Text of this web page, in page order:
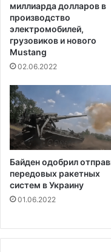
т
е
л
я
а
д
Д
е
н
е
р
м
р
о
в
е
р
к
с
о
с
т
р
а
миллиарда долларов в
производство
электромобилей,
грузовиков и нового
Mustang
02.06.2022
Байден одобрил
передовых ракетных
систем в Украину
01.06.2022